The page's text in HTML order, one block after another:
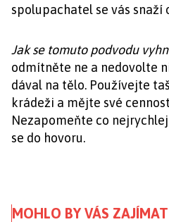
spolupachatel se vás snaží
Jak se tomuto podvodu
odmítněte ne a nedovolte
dával na tělo. Používejte
krádeži a mějte své
Nezapomeňte co
se do hovoru.
MOHLO BY VÁS ZAJÍMAT